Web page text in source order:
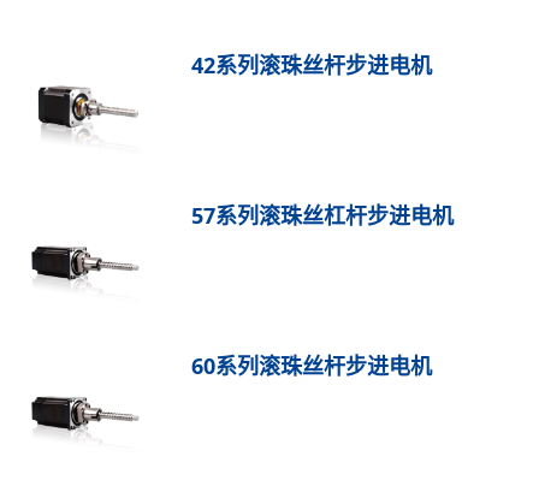
42系列滚珠丝杆步进电机
57系列滚珠丝杠杆步进电机
60系列滚珠丝杆步进电机